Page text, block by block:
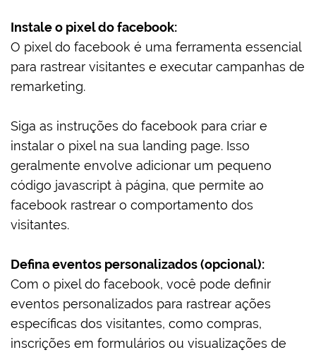
Instale o pixel do facebook:
O pixel do facebook é uma ferramenta essencial
para rastrear visitantes e executar campanhas de
remarketing.
Siga as instruções do facebook para criar e
instalar o pixel na sua landing page. Isso
geralmente envolve adicionar um pequeno
código javascript à página, que permite ao
facebook rastrear o comportamento dos
visitantes.
Defina eventos personalizados (opcional):
Com o pixel do facebook, você pode definir
eventos personalizados para rastrear ações
específicas dos visitantes, como compras,
inscrições em formulários ou visualizações de